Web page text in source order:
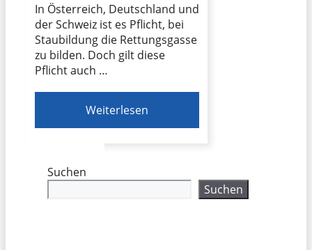
In Österreich, Deutschland und
der Schweiz ist es Pflicht, bei
Staubildung die Rettungsgasse
zu bilden. Doch gilt diese
Pflicht auch …
Weiterlesen
Suchen
Suchen